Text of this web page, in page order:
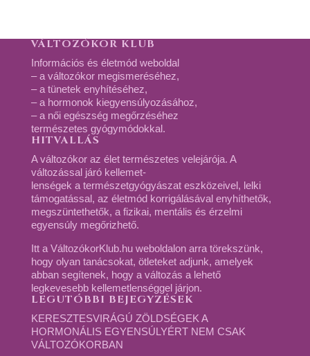
VÁLTOZÓKOR KLUB
Információs és életmód weboldal
– a változókor megismeréséhez,
– a tünetek enyhítéséhez,
– a hormonok kiegyensúlyozásához,
– a női egészség megőrzéséhez
természetes gyógymódokkal.
HITVALLÁS
A változókor az élet természetes velejárója. A
változással járó kellemet-
lenségek a természetgyógyászat eszközeivel, lelki
támogatással, az életmód korrigálásával enyhíthetők,
megszüntethetők, a fizikai, mentális és érzelmi
egyensúly megőrizhető.
Itt a VáltozókorKlub.hu weboldalon arra törekszünk,
hogy olyan tanácsokat, ötleteket adjunk, amelyek
abban segítenek, hogy a változás a lehető
legkevesebb kellemetlenséggel járjon.
LEGUTÓBBI BEJEGYZÉSEK
KERESZTESVIRÁGÚ ZÖLDSÉGEK A
HORMONÁLIS EGYENSÚLYÉRT NEM CSAK
VÁLTOZÓKORBAN